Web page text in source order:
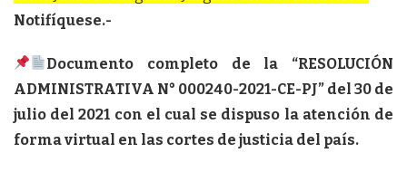
Notifíquese.-
Documento completo de la “RESOLUCIÓN
ADMINISTRATIVA N° 000240-2021-CE-PJ” del 30 de
julio del 2021 con el cual se dispuso la atención de
forma virtual en las cortes de justicia del país.